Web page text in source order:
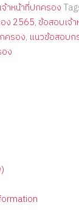
เจ้าหน้าที่ปกครอง
ง 2565, ข้อสอบเจ้
ครอง, แนวข้อสอบ
ง